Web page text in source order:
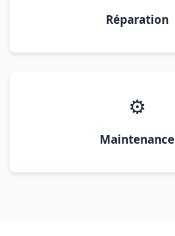
Réparation
⚙️
Maintenance